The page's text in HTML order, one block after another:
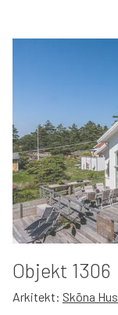
Objekt 1306
Arkitekt: Sköna Hus